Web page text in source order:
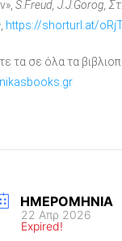
S.Freud, J.J.Gorog, Στ.
https://shorturl.at/
τα σε όλα τα
ΗΜΕΡΟΜΗΝΊΑ
22 Απρ 2026
Expired!